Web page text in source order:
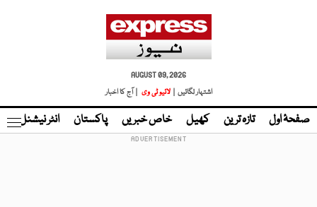
AUGUST 09, 2026
اشتہار لگائیں |
لائیو ٹی وی | آج کا اخبار
صفحۂ اول تازہ ترین کھیل خاص خبریں پاکستان انٹر نیشنل